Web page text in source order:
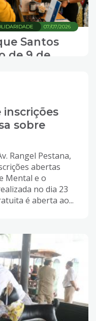
07/07/2026
Santos
de 9 de
inscrições
sobre
Rangel Pestana,
abertas
Mental e o
no dia 23
é aberta ao...